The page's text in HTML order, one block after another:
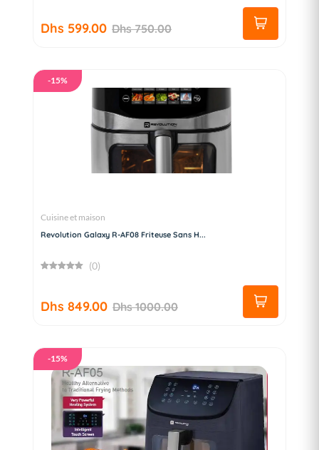
Dhs 599.00 Dhs 750.00
-15%
Cuisine et maison
Revolution Galaxy R-AF08 Friteuse Sans H...
(0)
Dhs 849.00 Dhs 1000.00
-15%